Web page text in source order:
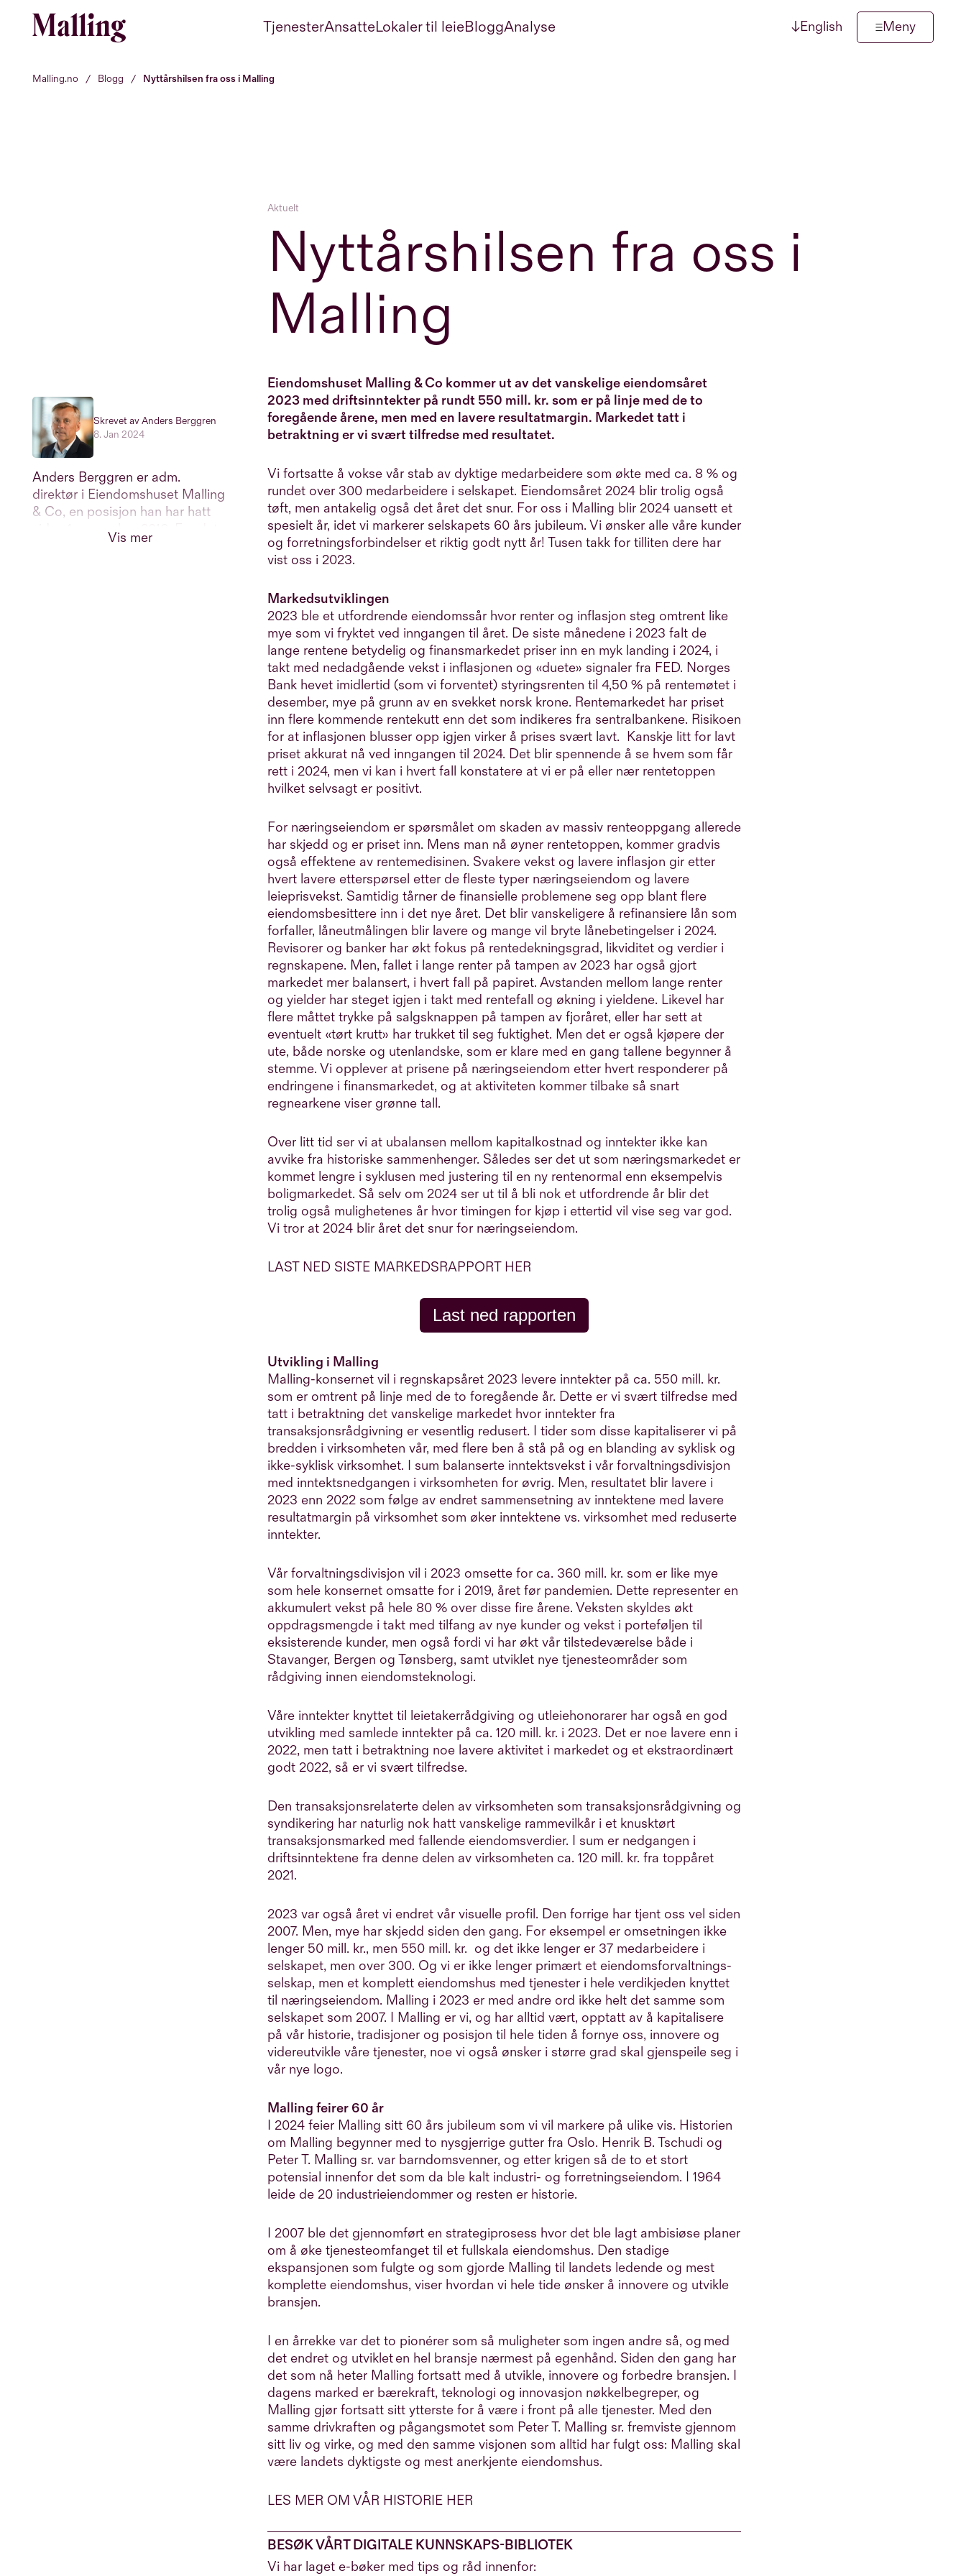
Hopp til innhold TjenesterAnsatteLokaler til leieBloggAnalyse ↓English Meny
Malling.no / Blogg / Nyttårshilsen fra oss i Malling
Aktuelt
Nyttårshilsen fra oss i
Malling
Skrevet av Anders Berggren
8. Jan 2024
Anders Berggren er adm.
direktør i Eiendomshuset Malling
& Co, en posisjon han har hatt
siden 1. november 2016. Før det
var han adm. direktør i
Vis mer
Eiendomshuset Malling & Co kommer ut av det vanskelige eiendomsåret
2023 med driftsinntekter på rundt 550 mill. kr. som er på linje med de to
foregående årene, men med en lavere resultatmargin. Markedet tatt i
betraktning er vi svært tilfredse med resultatet.
Vifortsatte å vokse vår stab av dyktige medarbeidere som økte med ca. 8 % og
rundet over 300 medarbeidere i selskapet. Eiendomsåret 2024 blir trolig også
tøft, men antakelig også det året det snur. For oss i Malling blir 2024 uansett et
spesielt år, idet vi markerer selskapets 60 års jubileum. Vi ønsker alle våre kunder
og forretningsforbindelser et riktig godt nytt år! Tusen takk for tilliten dere har
vist oss i 2023.
Markedsutviklingen
2023 ble et utfordrende eiendomssår hvor renter og inflasjon steg omtrent like
mye som vi fryktet ved inngangen til året. De siste månedene i 2023 falt de
lange rentene betydelig og finansmarkedet priser inn en myk landing i 2024, i
takt med nedadgående vekst i inflasjonen og «duete» signaler fra FED. Norges
Bank hevet imidlertid (som vi forventet) styringsrenten til 4,50 % på rentemøtet i
desember, mye på grunn av en svekket norsk krone. Rentemarkedet har priset
inn flere kommende rentekutt enn det som indikeres fra sentralbankene. Risikoen
for at inflasjonen blusser opp igjen virker å prises svært lavt. Kanskje litt for lavt
priset akkurat nå ved inngangen til 2024. Det blir spennende å se hvem som får
rett i 2024, men vi kan i hvert fall konstatere at vi er på eller nær rentetoppen
hvilket selvsagt er positivt.
For næringseiendom er spørsmålet om skaden av massiv renteoppgang allerede
har skjedd og er priset inn. Mens man nå øyner rentetoppen, kommer gradvis
også effektene av rentemedisinen. Svakere vekst og lavere inflasjon gir etter
hvert lavere etterspørsel etter de fleste typer næringseiendom og lavere
leieprisvekst. Samtidig tårner de finansielle problemene seg opp blant flere
eiendomsbesittere inn i det nye året. Det blir vanskeligere å refinansiere lån som
forfaller, låneutmålingen blir lavere og mange vil bryte lånebetingelser i 2024.
Revisorer og banker har økt fokus på rentedekningsgrad, likviditet og verdier i
regnskapene. Men, fallet i lange renter på tampen av 2023 har også gjort
markedet mer balansert, i hvert fall på papiret. Avstanden mellom lange renter
og yielder har steget igjen i takt med rentefall og økning i yieldene. Likevel har
flere måttet trykke på salgsknappen på tampen av fjoråret, eller har sett at
eventuelt «tørt krutt» har trukket til seg fuktighet. Men det er også kjøpere der
ute, både norske og utenlandske, som er klare med en gang tallene begynner å
stemme. Vi opplever at prisene på næringseiendom etter hvert responderer på
endringene i finansmarkedet, og at aktiviteten kommer tilbake så snart
regnearkene viser grønne tall.
Over litt tid ser vi at ubalansen mellom kapitalkostnad og inntekter ikke kan
avvike fra historiske sammenhenger. Således ser det ut som næringsmarkedet er
kommet lengre i syklusen med justering til en ny rentenormal enn eksempelvis
boligmarkedet. Så selv om 2024 ser ut til å bli nok et utfordrende år blir det
trolig også mulighetenes år hvor timingen for kjøp i ettertid vil vise seg var god.
Vi tror at 2024 blir året det snur for næringseiendom.
LAST NED SISTE MARKEDSRAPPORT HER
Last ned rapporten
Utvikling i Malling
Malling-konsernet vil i regnskapsåret 2023 levere inntekter på ca. 550 mill. kr.
som er omtrent på linje med de to foregående år. Dette er vi svært tilfredse med
tatt i betraktning det vanskelige markedet hvor inntekter fra
transaksjonsrådgivning er vesentlig redusert. I tider som disse kapitaliserer vi på
bredden i virksomheten vår, med flere ben å stå på og en blanding av syklisk og
ikke-syklisk virksomhet. I sum balanserte inntektsvekst i vår forvaltningsdivisjon
med inntektsnedgangen i virksomheten for øvrig. Men, resultatet blir lavere i
2023 enn 2022 som følge av endret sammensetning av inntektene med lavere
resultatmargin på virksomhet som øker inntektene vs. virksomhet med reduserte
inntekter.
Vår forvaltningsdivisjon vil i 2023 omsette for ca. 360 mill. kr. som er like mye
som hele konsernet omsatte for i 2019, året før pandemien. Dette representer en
akkumulert vekst på hele 80 % over disse fire årene. Veksten skyldes økt
oppdragsmengde i takt med tilfang av nye kunder og vekst i porteføljen til
eksisterende kunder, men også fordi vi har økt vår tilstedeværelse både i
Stavanger, Bergen og Tønsberg, samt utviklet nye tjenesteområder som
rådgiving innen eiendomsteknologi.
Våre inntekter knyttet til leietakerrådgiving og utleiehonorarer har også en god
utvikling med samlede inntekter på ca. 120 mill. kr. i 2023. Det er noe lavere enn i
2022, men tatt i betraktning noe lavere aktivitet i markedet og et ekstraordinært
godt 2022, så er vi svært tilfredse.
Den transaksjonsrelaterte delen av virksomheten som transaksjonsrådgivning og
syndikering har naturlig nok hatt vanskelige rammevilkår i et knusktørt
transaksjonsmarked med fallende eiendomsverdier. I sum er nedgangen i
driftsinntektene fra denne delen av virksomheten ca. 120 mill. kr. fra toppåret
2021.
2023 var også året vi endret vår visuelle profil. Den forrige har tjent oss vel siden
2007. Men, mye har skjedd siden den gang. For eksempel er omsetningen ikke
lenger 50 mill. kr., men 550 mill. kr. og det ikke lenger er 37 medarbeidere i
selskapet, men over 300. Og vi er ikke lenger primært et eiendomsforvaltnings-
selskap, men et komplett eiendomshus med tjenester i hele verdikjeden knyttet
til næringseiendom. Malling i 2023 er med andre ord ikke helt det samme som
selskapet som 2007. I Malling er vi, og har alltid vært, opptatt av å kapitalisere
på vår historie, tradisjoner og posisjon til hele tiden å fornye oss, innovere og
videreutvikle våre tjenester, noe vi også ønsker i større grad skal gjenspeile seg i
vår nye logo.
Malling feirer 60 år
I 2024 feier Malling sitt 60 års jubileum som vi vil markere på ulike vis. Historien
om Malling begynner med to nysgjerrige gutter fra Oslo. Henrik B. Tschudi og
Peter T. Malling sr. var barndomsvenner, og etter krigen så de to et stort
potensial innenfor det som da ble kalt industri- og forretningseiendom. I 1964
leide de 20 industrieiendommer og resten er historie.
I 2007 ble det gjennomført en strategiprosess hvor det ble lagt ambisiøse planer
om å øke tjenesteomfanget til et fullskala eiendomshus. Den stadige
ekspansjonen som fulgte og som gjorde Malling til landets ledende og mest
komplette eiendomshus, viser hvordan vi hele tide ønsker å innovere og utvikle
bransjen.
I en årrekke var det to pionérer som så muligheter som ingen andre så, og med
det endret og utviklet en hel bransje nærmest på egenhånd. Siden den gang har
det som nå heter Malling fortsatt med å utvikle, innovere og forbedre bransjen. I
dagens marked er bærekraft, teknologi og innovasjon nøkkelbegreper, og
Malling gjør fortsatt sitt ytterste for å være i front på alle tjenester. Med den
samme drivkraften og pågangsmotet som Peter T. Malling sr. fremviste gjennom
sitt liv og virke, og med den samme visjonen som alltid har fulgt oss: Malling skal
være landets dyktigste og mest anerkjente eiendomshus.
LES MER OM VÅR HISTORIE HER
BESØK VÅRT DIGITALE KUNNSKAPS-BIBLIOTEK
Vi har laget e-bøker med tips og råd innenfor: